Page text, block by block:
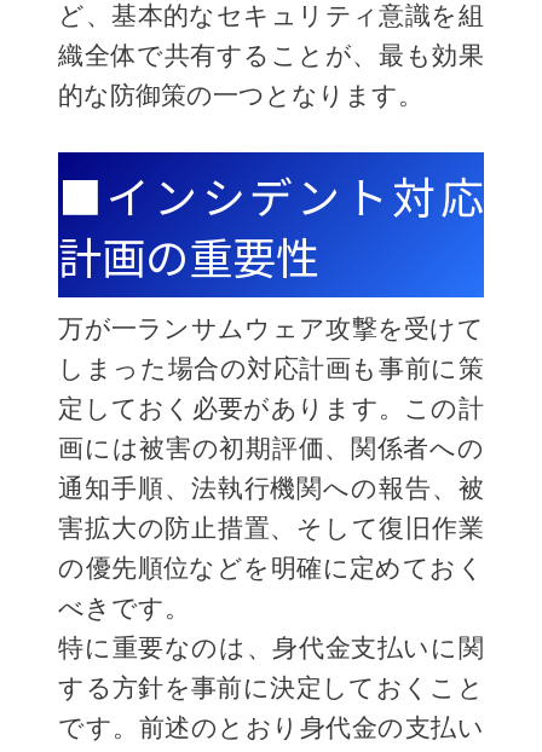
ど、基本的なセキュリティ意識を組
織全体で共有することが、最も効果
的な防御策の一つとなります。
■インシデント対応
計画の重要性
万が一ランサムウェア攻撃を受けて
しまった場合の対応計画も事前に策
定しておく必要があります。この計
画には被害の初期評価、関係者への
通知手順、法執行機関への報告、被
害拡大の防止措置、そして復旧作業
の優先順位などを明確に定めておく
べきです。
特に重要なのは、身代金支払いに関
する方針を事前に決定しておくこと
です。前述のとおり身代金の支払い